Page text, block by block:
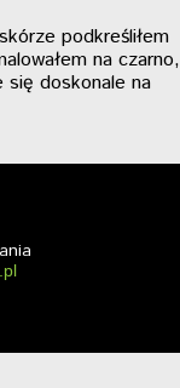
podkreśliłem
na czarno,
się doskonale na